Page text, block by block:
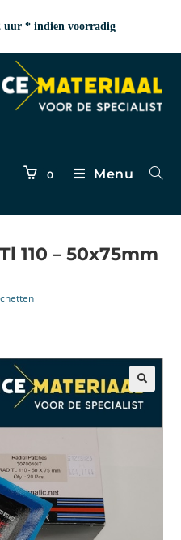
uur * indien voorradig
0 Menu
110 – 50x75mm
🔍